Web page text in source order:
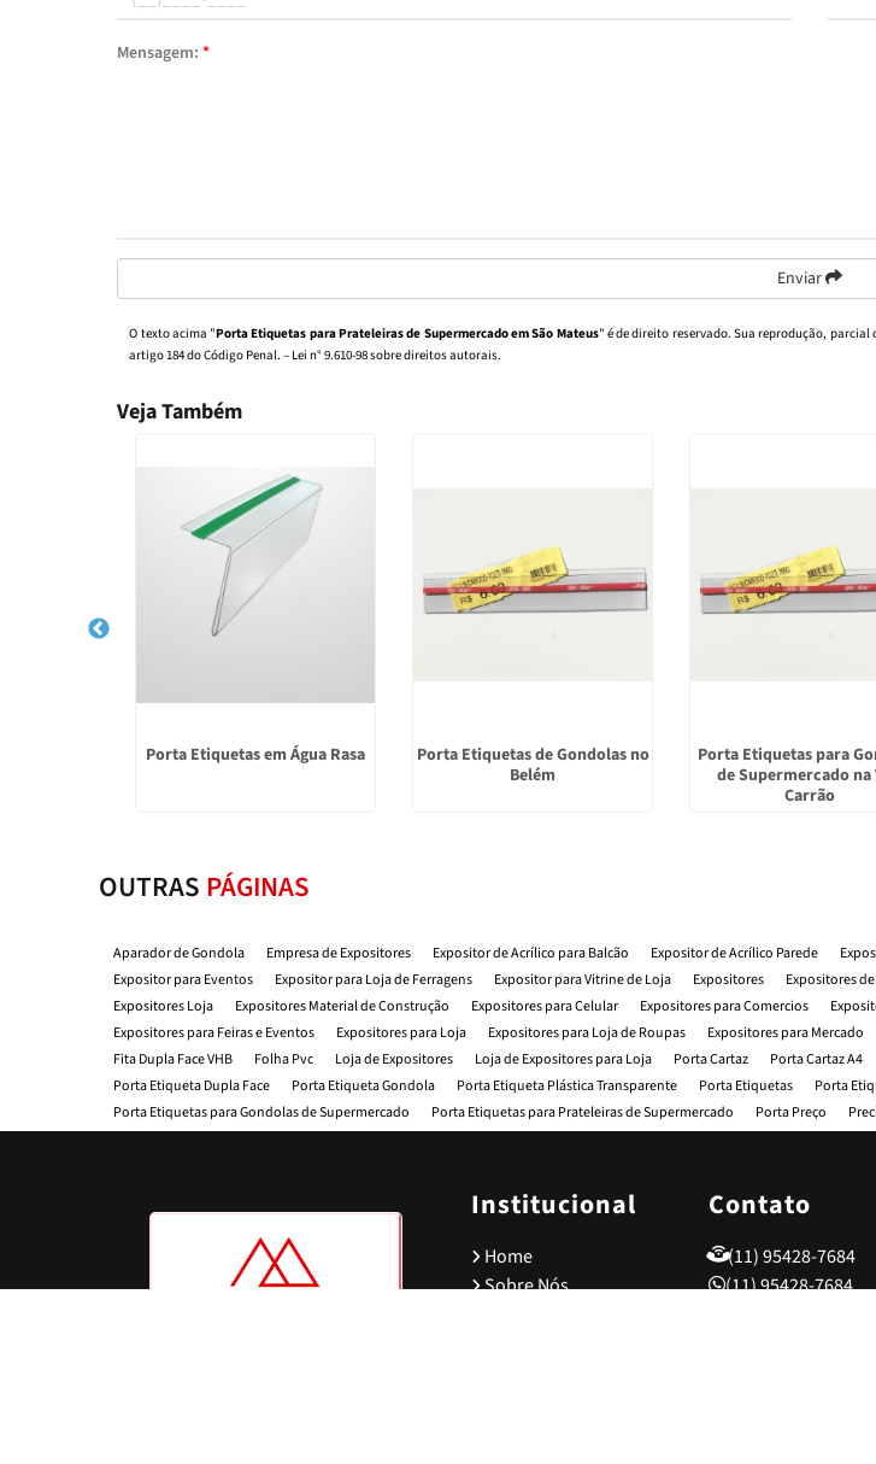
Mensagem:*
Enviar
O texto acima "Porta Etiquetas para Prateleiras de Supermercado em São Mateus" é de direito reservado. Sua reprodução,
artigo 184 do Código Penal. – Lei n° 9.610-98 sobre direitos autorais.
Veja Também
Porta Etiquetas em Água Rasa
Porta Etiquetas de Gondolas no
Belém
Porta Etiquetas para
de Supermercado na
Carrão
OUTRAS PÁGINAS
Aparador de Gondola Empresa de Expositores Expositor de Acrílico para Balcão Expositor de Acrílico Parede
Expositor para Eventos
Expositor para Loja de Ferragens Expositor para Vitrine de Loja Expositores Expositores
Expositores Loja
Expositores Material de Construção Expositores para Celular Expositores para Comercios
Expositores para Feiras e Eventos
Expositores para Loja Expositores para Loja de Roupas Expositores para Mercado
Fita Dupla Face VHB
Folha Pvc Loja de Expositores Loja de Expositores para Loja Porta Cartaz Porta Cartaz A4
Porta Etiqueta Dupla Face
Porta Etiqueta Gondola Porta Etiqueta Plástica Transparente Porta Etiquetas Porta
Porta Etiquetas para Gondolas de Supermercado
Porta Etiquetas para Prateleiras de Supermercado Porta Preço
Fornecedor de Porta Etiqueta Adesiva Fornecedor de Expositores para Comercios
Fornecedor de Expositores de Bebidas
Fornecedor de Expositores Fornecedora de Expositores Fornecedora de
Distribuidor de Expositores
Distribuidora de Expositores de Acrílico Distribuidora de Expositores para Comercios
Distribuidor de Expositores para Farmacia
Distribuidor de Expositores
Institucional
Home
Sobre Nós
Contato
(11) 95428-7684
(11) 95428-7684